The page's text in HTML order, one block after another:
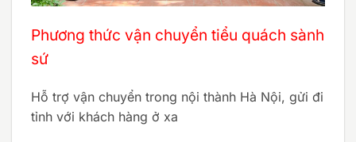
Phương thức vận chuyển tiểu quách sành
sứ
Hỗ trợ vận chuyển trong nội thành Hà Nội, gửi đi
tỉnh với khách hàng ở xa